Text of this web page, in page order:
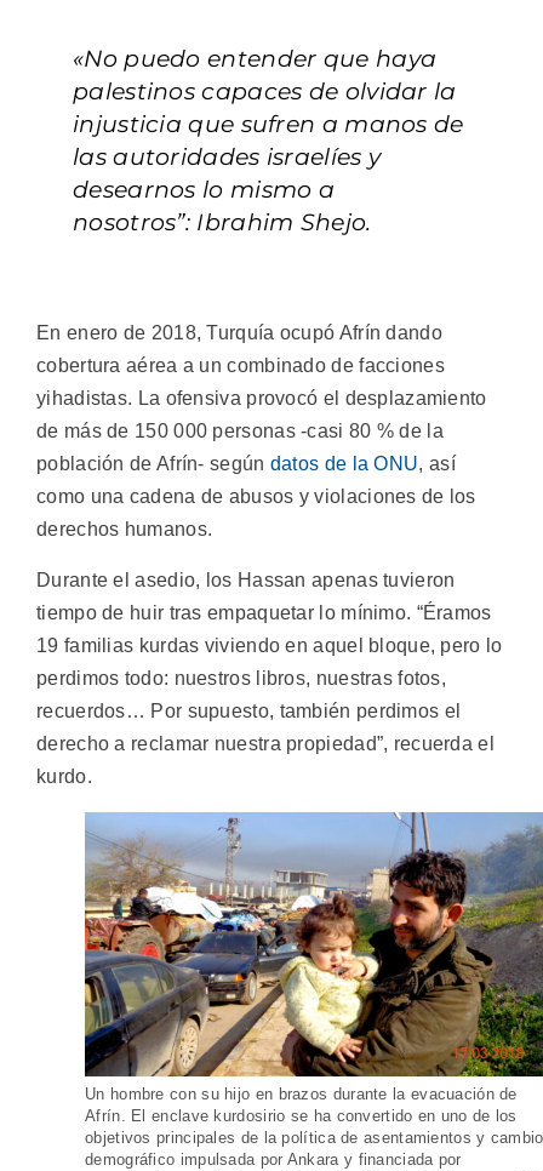
«No puedo entender que haya
palestinos capaces de olvidar la
injusticia que sufren a manos de
las autoridades israelíes y
desearnos lo mismo a
nosotros”: Ibrahim Shejo.
En enero de 2018, Turquía ocupó Afrín dando
cobertura aérea a un combinado de facciones
yihadistas. La ofensiva provocó el desplazamiento
de más de 150 000 personas -casi 80 % de la
población de Afrín- según datos de la ONU, así
como una cadena de abusos y violaciones de los
derechos humanos.
Durante el asedio, los Hassan apenas tuvieron
tiempo de huir tras empaquetar lo mínimo. “Éramos
19 familias kurdas viviendo en aquel bloque, pero lo
perdimos todo: nuestros libros, nuestras fotos,
recuerdos… Por supuesto, también perdimos el
derecho a reclamar nuestra propiedad”, recuerda el
kurdo.
Un hombre con su hijo en brazos durante la evacuación de
Afrín. El enclave kurdosirio se ha convertido en uno de los
objetivos principales de la política de asentamientos y cambio
demográfico impulsada por Ankara y financiada por